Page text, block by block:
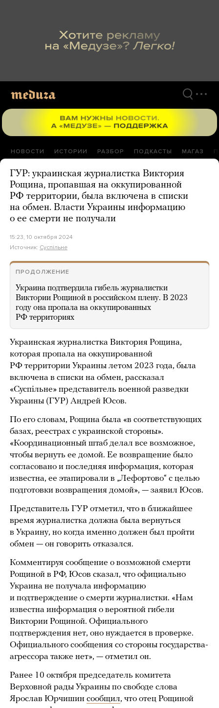
НОВОСТИ ИСТОРИИ РАЗБОР ПОДКАСТЫ МАГАЗ
ГУР: украинская журналистка Виктория
Рощина, пропавшая на оккупированной
РФ территории, была включена в списки
на обмен. Власти Украины информацию
о ее смерти не получали
15:23, 10 октября 2024
Источник: Суспільне
ПРОДОЛЖЕНИЕ
Украина подтвердила гибель журналистки
Виктории Рощиной в российском плену. В 2023
году она пропала на оккупированных
РФ территориях
Украинская журналистка Виктория Рощина,
которая пропала на оккупированной
РФ территории Украины летом 2023 года, была
включена в списки на обмен, рассказал
«Суспільне» представитель военной разведки
Украины (ГУР) Андрей Юсов.
По его словам, Рощина была «в соответствующих
базах, реестрах с украинской стороны».
«Координационный штаб делал все возможное,
чтобы вернуть ее домой. Ее возвращение было
согласовано и последняя информация, которая
известна, ее этапировали в „Лефортово“ с целью
подготовки возвращения домой», — заявил Юсов.
Представитель ГУР отметил, что в ближайшее
время журналистка должна была вернуться
в Украину, но когда именно должен был пройти
обмен — он говорить отказался.
Комментируя сообщение о возможной смерти
Рощиной в РФ, Юсов сказал, что официально
Украина не получала информацию
и подтверждение о смерти журналистки. «Нам
известна информация о вероятной гибели
Виктории Рощиной. Официального
подтверждения нет, оно нуждается в проверке.
Официального сообщения со стороны государства-
агрессора также нет», — отметил он.
Ранее 10 октября председатель комитета
Верховной рады Украины по свободе слова
Ярослав Юрчишин сообщил, что отец Рощиной